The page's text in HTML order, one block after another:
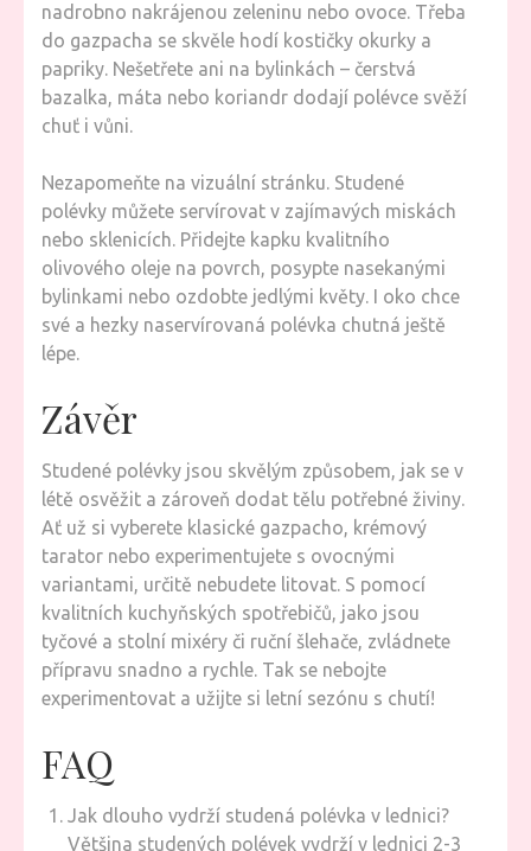
nadrobno nakrájenou zeleninu nebo ovoce. Třeba
do gazpacha se skvěle hodí kostičky okurky a
papriky. Nešetřete ani na bylinkách – čerstvá
bazalka, máta nebo koriandr dodají polévce svěží
chuť i vůni.
Nezapomeňte na vizuální stránku. Studené
polévky můžete servírovat v zajímavých miskách
nebo sklenicích. Přidejte kapku kvalitního
olivového oleje na povrch, posypte nasekanými
bylinkami nebo ozdobte jedlými květy. I oko chce
své a hezky naservírovaná polévka chutná ještě
lépe.
Závěr
Studené polévky jsou skvělým způsobem, jak se v
létě osvěžit a zároveň dodat tělu potřebné živiny.
Ať už si vyberete klasické gazpacho, krémový
tarator nebo experimentujete s ovocnými
variantami, určitě nebudete litovat. S pomocí
kvalitních kuchyňských spotřebičů, jako jsou
tyčové a stolní mixéry či ruční šlehače, zvládnete
přípravu snadno a rychle. Tak se nebojte
experimentovat a užijte si letní sezónu s chutí!
FAQ
Jak dlouho vydrží studená polévka v lednici?
Většina studených polévek vydrží v lednici 2-3